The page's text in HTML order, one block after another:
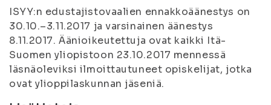
ISYY:n edustajistovaalien ennakkoäänestys on
30.10.–3.11.2017 ja varsinainen äänestys
8.11.2017. Äänioikeutettuja ovat kaikki Itä-
Suomen yliopistoon 23.10.2017 mennessä
läsnäoleviksi ilmoittautuneet opiskelijat, jotka
ovat ylioppilaskunnan jäseniä.